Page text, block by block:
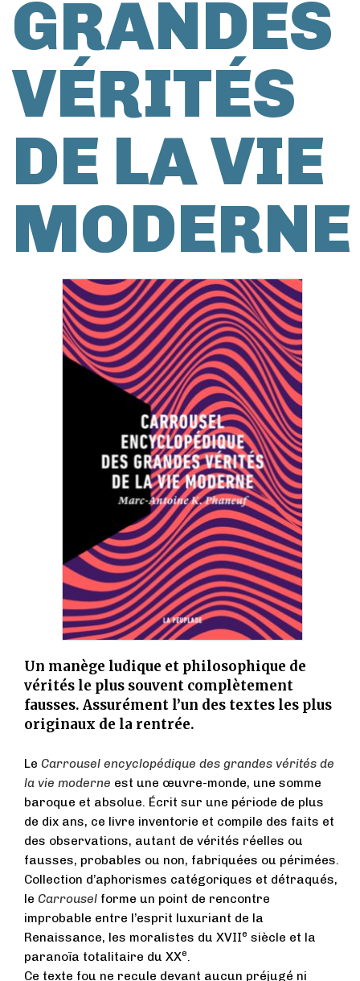
GRANDES
VÉRITÉS
DE LA VIE
MODERNE
Un manège ludique et philosophique de
vérités le plus souvent complètement
fausses. Assurément l’un des textes les plus
originaux de la rentrée.
Le Carrousel encyclopédique des grandes vérités de
la vie moderne est une œuvre-monde, une somme
baroque et absolue. Écrit sur une période de plus
de dix ans, ce livre inventorie et compile des faits et
des observations, autant de vérités réelles ou
fausses, probables ou non, fabriquées ou périmées.
Collection d’aphorismes catégoriques et détraqués,
le Carrousel forme un point de rencontre
improbable entre l’esprit luxuriant de la
Renaissance, les moralistes du XVIIe siècle et la
paranoïa totalitaire du XXe.
Ce texte fou ne recule devant aucun préjugé ni